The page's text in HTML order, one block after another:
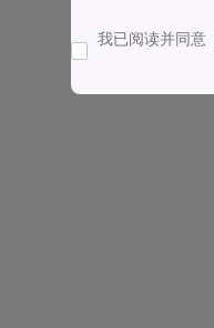
我已阅读并同意